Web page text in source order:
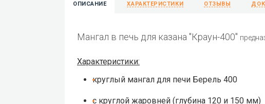
ОПИСАНИЕ ХАРАКТЕРИСТИКИ ОТЗЫВЫ
Мангал в печь для казана "Краун-400"
Характеристики:
круглый мангал для печи Берель 400
с круглой жаровней (глубина 120 и 150 мм)